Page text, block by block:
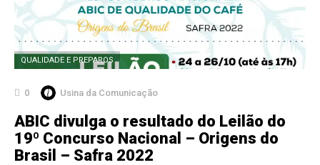
QUALIDADE E PREPAROS
0 Usina da Comunicação
ABIC divulga o resultado do Leilão do
19º Concurso Nacional – Origens do
Brasil – Safra 2022